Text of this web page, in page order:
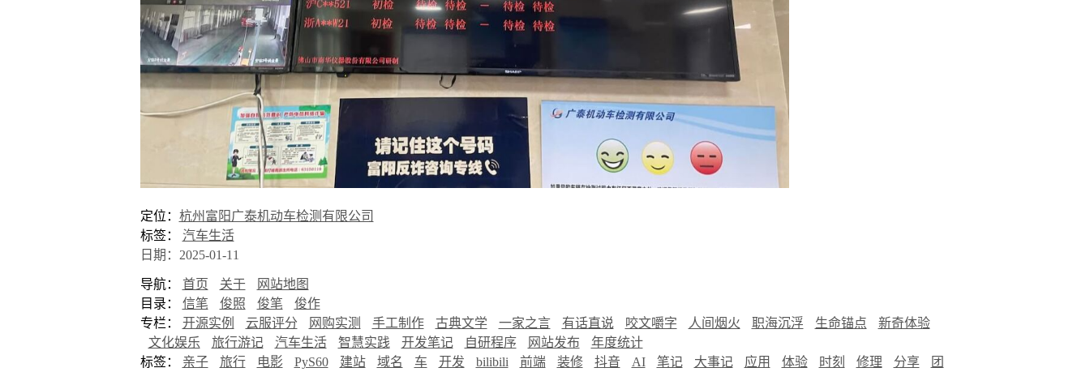
定位： 杭州富阳广泰机动车检测有限公司
标签： 汽车生活
日期：2025-01-11
导航： 首页 关于
网站地图
目录： 信笔 俊照 俊笔
俊作
专栏： 开源实例 云服评分 网购实测 手工制作 古典文学 一家之言 有话直说 咬文嚼字 人间烟火 职海沉浮 生命锚点
新奇体验
文化娱乐
旅行游记 汽车生活 智慧实践 开发笔记 自研程序 网站发布
年度统计
标签： 亲子 旅行 电影 PyS60 建站 域名 车 开发 bilibili 前端 装修 抖音 AI 笔记 大事记 应用 体验 时刻 修理 分享 团